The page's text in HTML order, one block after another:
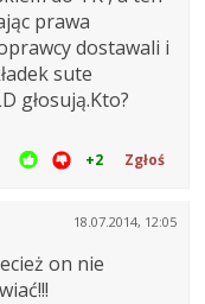
prawa
dostawali i
sute
głosują.Kto?
+2 Zgłoś
18.07.2014, 12:05
on nie